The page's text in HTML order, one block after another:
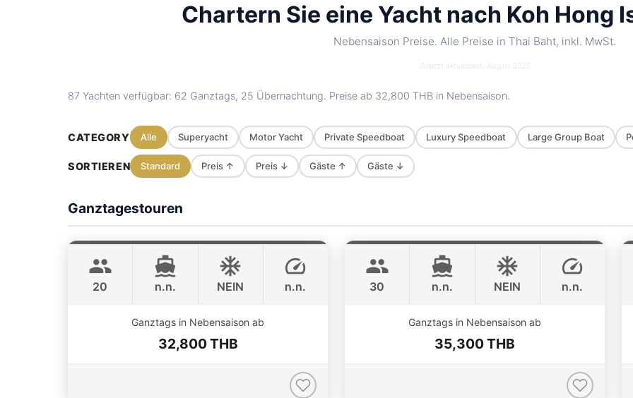
Chartern Sie eine Yacht nach Koh Hong
Nebensaison Preise. Alle Preise in Thai Baht, inkl. MwSt.
Zuletzt aktualisiert: August 2025
87 Yachten verfügbar: 62 Ganztags, 25 Übernachtung. Preise ab 32,800 THB in Nebensaison.
CATEGORY Alle Superyacht Motor Yacht Private Speedboat Luxury Speedboat Large Group Boat
SORTIEREN Standard Preis ↑ Preis ↓ Gäste ↑ Gäste ↓
Ganztagestouren
CUSTOM BUILD 40FT
Jules
20 n.n. NEIN n.n.
Ganztags in Nebensaison ab
32,800 THB
CUSTOM BUILD 47FT
ONLINE AVAILABILITY
Gonzales
30 n.n. NEIN n.n.
Ganztags in Nebensaison ab
35,300 THB